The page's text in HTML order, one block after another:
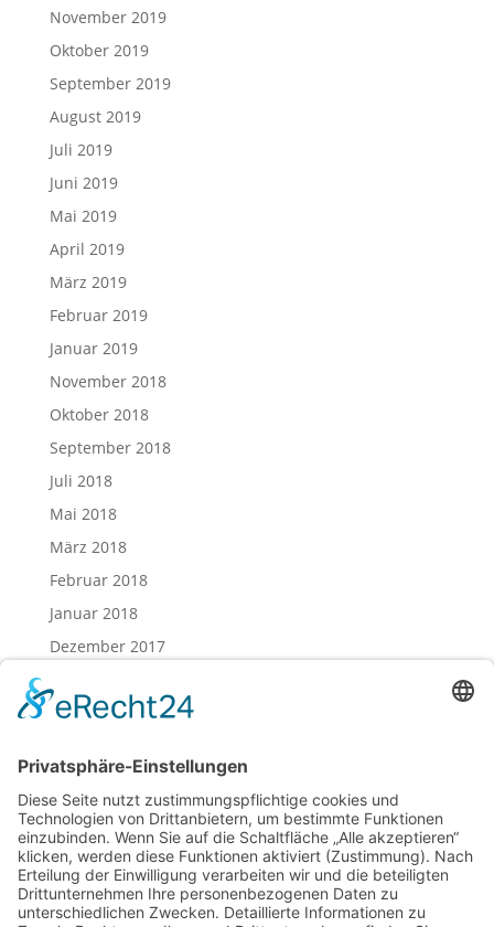
November 2019
Oktober 2019
September 2019
August 2019
Juli 2019
Juni 2019
Mai 2019
April 2019
März 2019
Februar 2019
Januar 2019
November 2018
Oktober 2018
September 2018
Juli 2018
Mai 2018
März 2018
Februar 2018
Januar 2018
Dezember 2017
Oktober 2017
Juli 2017
Juni 2017
Mai 2017
April 2017
März 2017